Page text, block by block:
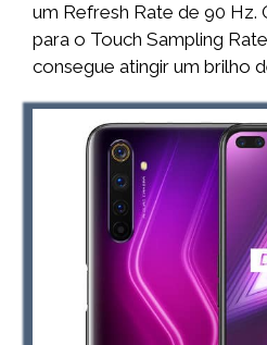
um Refresh Rate de 90 Hz.
para o Touch Sampling
consegue atingir um brilho